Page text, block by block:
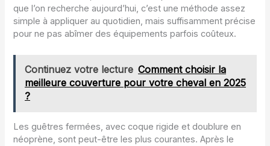
que l’on recherche aujourd’hui, c’est une méthode assez
simple à appliquer au quotidien, mais suffisamment précise
pour ne pas abîmer des équipements parfois coûteux.
Continuez votre lecture Comment choisir la
meilleure couverture pour votre cheval en 2025
?
Les guêtres fermées, avec coque rigide et doublure en
néoprène, sont peut-être les plus courantes. Après le